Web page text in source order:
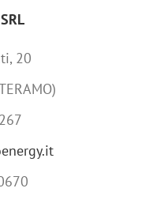
20